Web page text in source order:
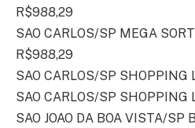
R$988,29
SAO CARLOS/SP MEGA
R$988,29
SAO CARLOS/SP SHOPPING
SAO CARLOS/SP SHOPPING
SAO JOAO DA BOA VISTA/SP